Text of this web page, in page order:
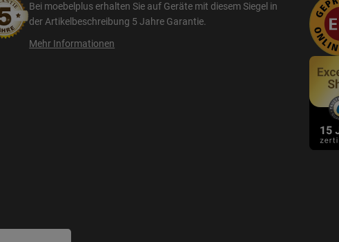
Bei moebelplus erhalten Sie auf Geräte mit diesem Siegel in
der Artikelbeschreibung 5 Jahre Garantie.
Mehr Informationen